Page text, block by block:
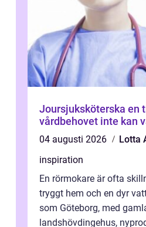
Joursjuksköterska en trygghet när
vårdbehovet inte kan
04 augusti 2026
Lotta
inspiration
En rörmokare är ofta
tryggt hem och en dyr
som Göteborg, med
landshövdingehus,